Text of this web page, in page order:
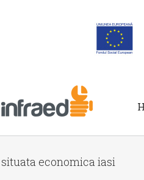
situata economica iasi